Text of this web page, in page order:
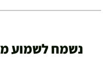
נשמח לשמוע